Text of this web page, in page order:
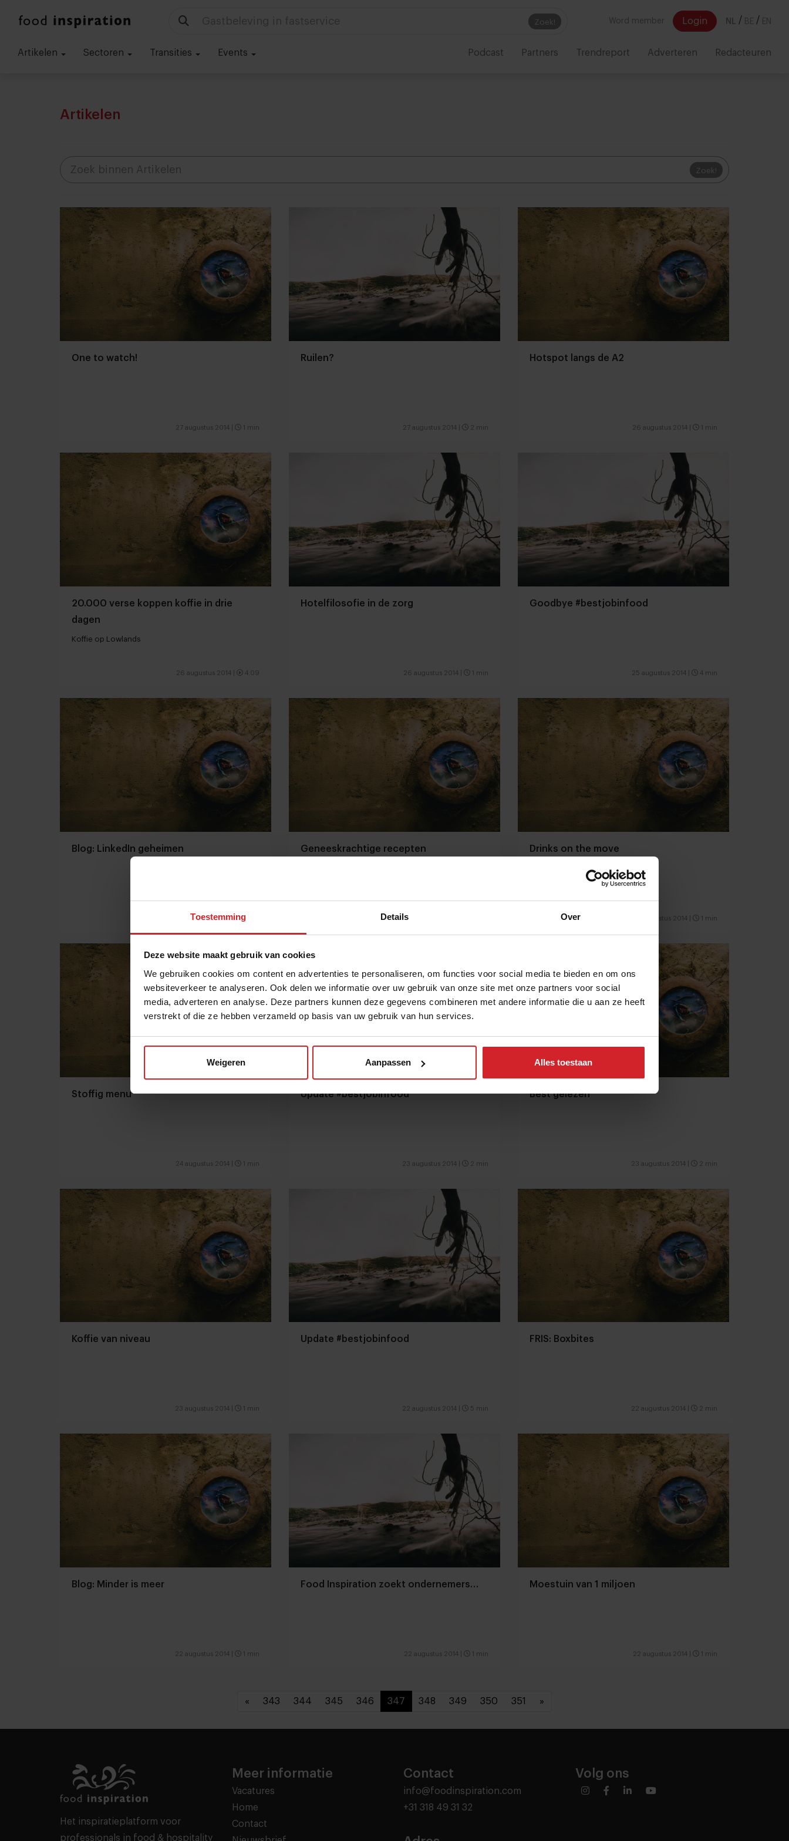
Toestemming Details Over
Deze website maakt gebruik van cookies
We gebruiken cookies om content en advertenties te personaliseren, om functies voor social media te bieden en om ons
websiteverkeer te analyseren. Ook delen we informatie over uw gebruik van onze site met onze partners voor social
media, adverteren en analyse. Deze partners kunnen deze gegevens combineren met andere informatie die u aan ze heeft
verstrekt of die ze hebben verzameld op basis van uw gebruik van hun services.
Weigeren Aanpassen Alles toestaan
Zoek!
Gastbeleving in fastservice Word member Login NL / BE / EN
Artikelen Sectoren Transities Events Podcast Partners Trendreport Adverteren Redacteuren
Artikelen
Zoek!
One to watch!
27 augustus 2014 1 min
Ruilen?
27 augustus 2014 2 min
Hotspot langs de A2
26 augustus 2014 1 min
20.000 verse koppen koffie in drie
dagen
Koffie op Lowlands
26 augustus 2014 4:09
Hotelfilosofie in de zorg
26 augustus 2014 1 min
Goodbye #bestjobinfood
25 augustus 2014 4 min
Blog: LinkedIn geheimen
25 augustus 2014| 1 min
Geneeskrachtige recepten
25 augustus 2014
Drinks on the move
24 augustus 2014 1 min
Stoffig menu
24 augustus 2014 1 min
Update #bestjobinfood
23 augustus 2014 2 min
Best gelezen
23 augustus 2014 2 min
Koffie van niveau
23 augustus 2014 1 min
Update #bestjobinfood
22 augustus 2014 5 min
FRIS: Boxbites
22 augustus 2014 2 min
Blog: Minder is meer
22 augustus 2014 1 min
Food Inspiration zoekt ondernemers…
22 augustus 2014 1 min
Moestuin van 1 miljoen
22 augustus 2014 1 min
« 343 344 345 346 347 348 349 350 351 »
Het inspiratieplatform voor
professionals in food & hospitality
Meer informatie
Vacatures
Home
Contact
Contact
info@foodinspiration.com
+31 318 49 31 32
Volg ons